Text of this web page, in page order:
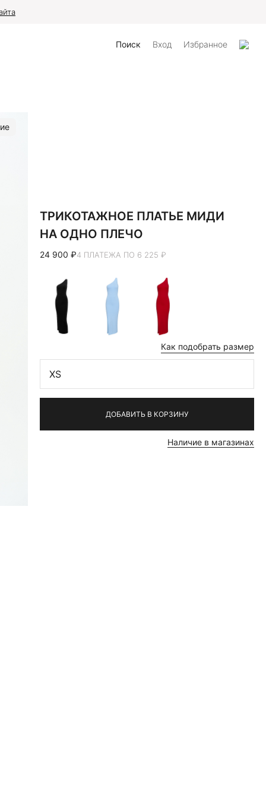
Поиск Вход Избранное
ТРИКОТАЖНОЕ ПЛАТЬЕ МИДИ
НА ОДНО ПЛЕЧО
24 900 ₽4 ПЛАТЕЖА ПО 6 225 ₽
Как подобрать размер
XS
ДОБАВИТЬ В КОРЗИНУ
Наличие в магазинах